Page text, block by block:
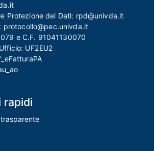
Protezione dei Dati: rpd@univda.it
protocollo@pec.univda.it
e C.F. 91041130070
UF2EU2
rapidi